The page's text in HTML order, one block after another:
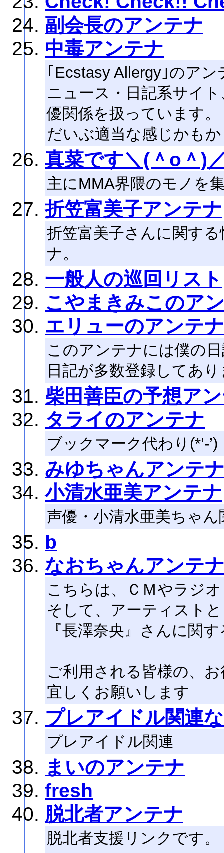
副会長のアンテナ
中毒アンテナ
｢Ecstasy Allergy｣のア
ニュース・日記系サイ
優関係を扱っています。
だいぶ適当な感じかも
真菜です＼(＾o＾)
主にMMA界隈のモノを
折笠富美子アンテナ
折笠富美子さんに関す
ナ。
一般人の巡回リスト
こやまきみこのア
エリューのアンテナ
このアンテナには僕の
日記が多数登録してあ
柴田善臣の予想ア
タライのアンテナ
ブックマーク代わり(*’-’)
みゆちゃんアンテ
小清水亜美アンテナ
声優・小清水亜美ちゃ
b
なおちゃんアンテ
こちらは、ＣＭやラジ
そして、アーティスト
『長澤奈央』さんに関
ご利用される皆様の、
宜しくお願いします
プレアイドル関連
プレアイドル関連
まいのアンテナ
fresh
脱北者アンテナ
脱北者支援リンクです。